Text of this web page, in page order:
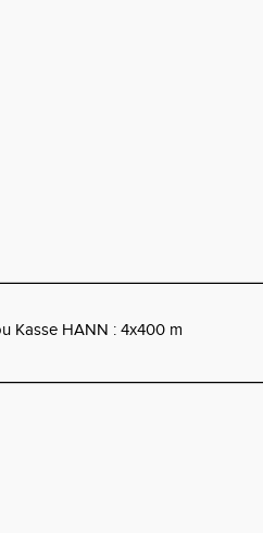
Kasse HANN : 4x400 m